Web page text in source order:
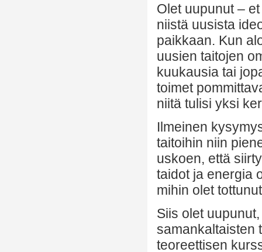
Olet uupunut –
niistä uusista
paikkaan. Kun
uusien taitojen
kuukausia tai
toimet
niitä tulisi yksi
Ilmeinen
taitoihin niin
uskoen, että
taidot ja energia
mihin olet
Siis olet
samankaltaisten
teoreettisen